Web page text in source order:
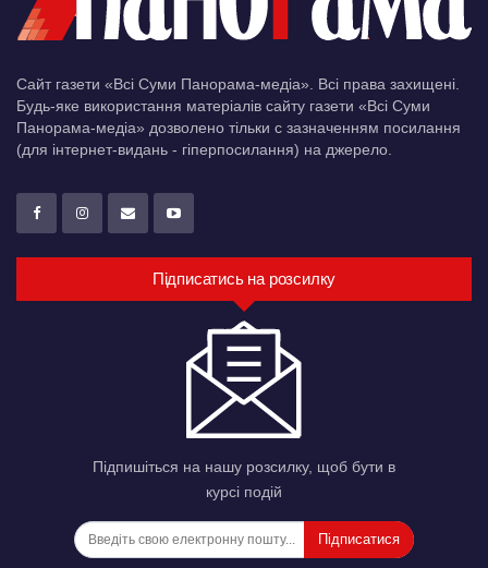
Сайт газети «Всі Суми Панорама-медіа». Всі права захищені.
Будь-яке використання матеріалів сайту газети «Всі Суми
Панорама-медіа» дозволено тільки c зазначенням посилання
(для інтернет-видань - гіперпосилання) на джерело.
Підписатись на розсилку
Підпишіться на нашу розсилку, щоб бути в
курсі подій
Підписатися